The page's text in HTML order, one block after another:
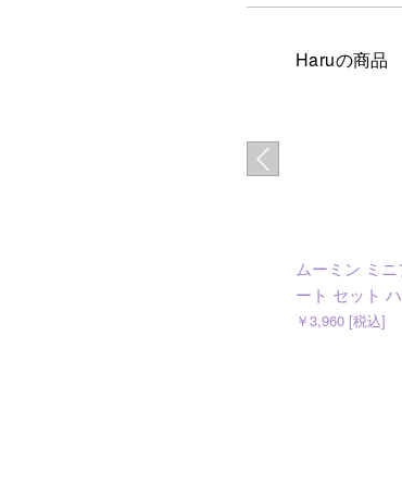
Haruの商品
ムーミン ミニ
ート セット
￥3,960 [税込]